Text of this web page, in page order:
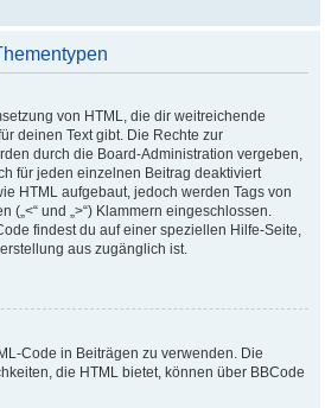
von HTML, die dir weitreichende
deinen Text gibt. Die Rechte zur
durch die Board-Administration vergeben,
für jeden einzelnen Beitrag deaktiviert
HTML aufgebaut, jedoch werden Tags von
(„<“ und „>“) Klammern eingeschlossen.
findest du auf einer speziellen Hilfe-Seite,
aus zugänglich ist.
Code in Beiträgen zu verwenden. Die
die HTML bietet, können über BBCode